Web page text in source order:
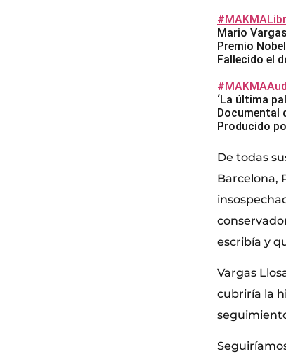
Mario
Premio
Fallecido el
‘La última
Documental
Producido
De todas
Barcelona,
escribía y
Vargas
cubriría la